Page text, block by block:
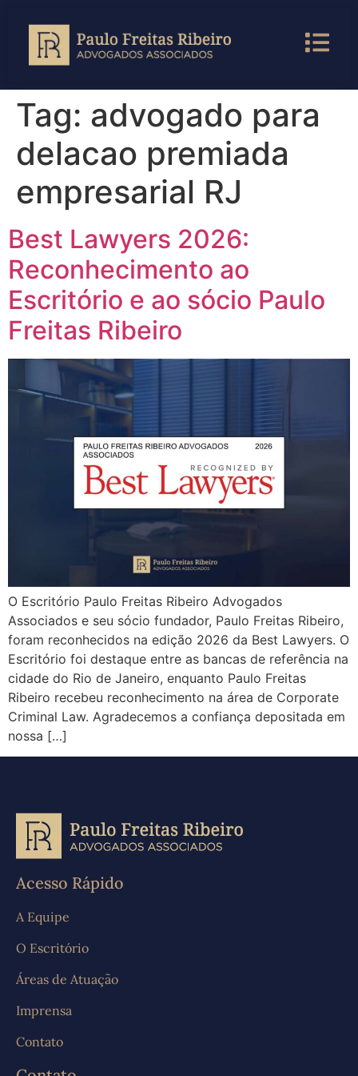
Tag: advogado para
delacao premiada
empresarial RJ
Best Lawyers 2026:
Reconhecimento ao
Escritório e ao sócio Paulo
Freitas Ribeiro
O Escritório Paulo Freitas Ribeiro Advogados
Associados e seu sócio fundador, Paulo Freitas Ribeiro,
foram reconhecidos na edição 2026 da Best Lawyers. O
Escritório foi destaque entre as bancas de referência na
cidade do Rio de Janeiro, enquanto Paulo Freitas
Ribeiro recebeu reconhecimento na área de Corporate
Criminal Law. Agradecemos a confiança depositada em
nossa […]
Acesso Rápido
A Equipe
O Escritório
Áreas de Atuação
Imprensa
Contato